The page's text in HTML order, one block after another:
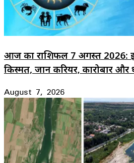
आज का राशिफल 7 अगस्त 2026:
किस्मत, जानें करियर, कारोबार
August 7, 2026